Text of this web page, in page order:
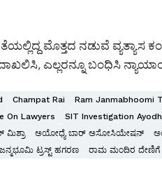
ಮೊತ್ತದ ನಡುವೆ ವ್ಯತ್ಯಾಸ
ಎಲ್ಲರನ್ನೂ ಬಂಧಿಸಿ ನ್ಯಾಯಾಂಗ
Champat Rai
Ram Janmabhoomi
On Lawyers
SIT Investigation
ಮಿಶ್ರಾ ಅಯೋಧ್ಯೆ ಬಾರ್ ಅಸೋಸಿಯೇಷನ್
ಟ್ರಸ್ಟ್ ಹಗರಣ
ರಾಮ ಮಂದಿರ ದೇಣಿಗೆ